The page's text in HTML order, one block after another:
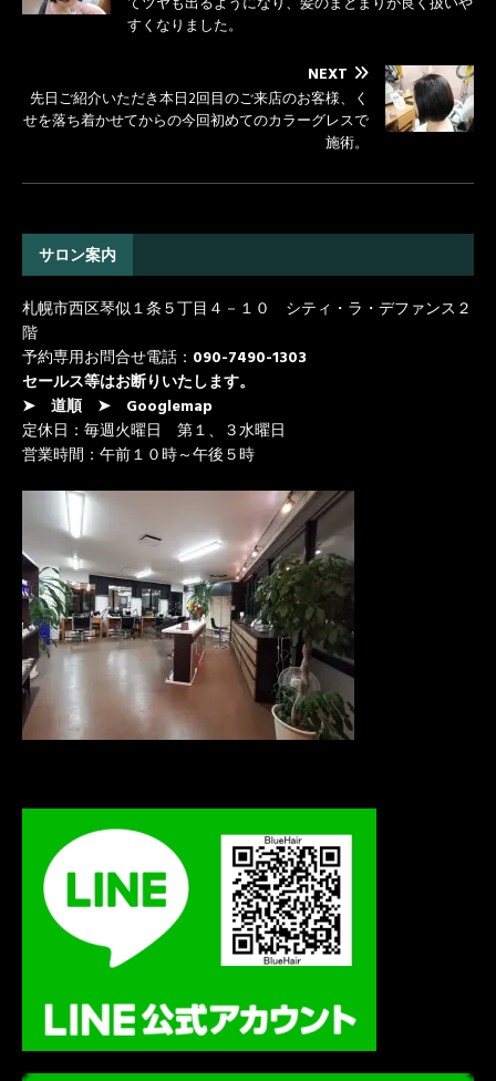
すくなりました。
NEXT
先日ご紹介いただき本日2回目のご来店のお客様、く
せを落ち着かせてからの今回初めてのカラーグレスで
施術。
サロン案内
札幌市西区琴似１条５丁目４－１０ シティ・ラ・デファンス２
階
予約専用お問合せ電話： 090-7490-1303
セールス等はお断りいたします。
➤ 道順
➤ Googlemap
定休日：毎週火曜日 第１、３水曜日
営業時間：午前１０時～午後５時